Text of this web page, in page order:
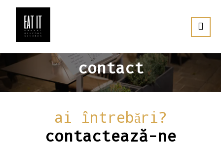
contact
ai întrebări?
contactează-ne